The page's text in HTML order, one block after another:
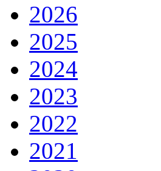
2026
2025
2024
2023
2022
2021